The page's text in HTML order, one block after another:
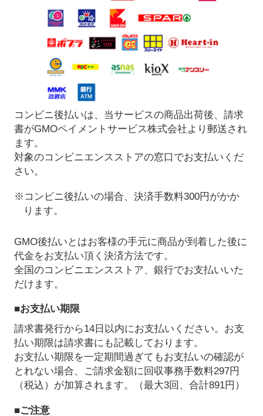
コンビニ後払いは、当サービスの商品出荷後、請求
書がGMOペイメントサービス株式会社より郵送され
ます。
対象のコンビニエンスストアの窓口でお支払いくだ
さい。
※コンビニ後払いの場合、決済手数料300円がかか
ります。
GMO後払いとはお客様の手元に商品が到着した後に
代金をお支払い頂く決済方法です。
全国のコンビニエンスストア、銀行でお支払いいた
だけます。
■お支払い期限
請求書発行から14日以内にお支払いください。お支
払い期限は請求書にも記載しております。
お支払い期限を一定期間過ぎてもお支払いの確認が
とれない場合、ご請求金額に回収事務手数料297円
（税込）が加算されます。（最大3回、合計891円）
■ご注意